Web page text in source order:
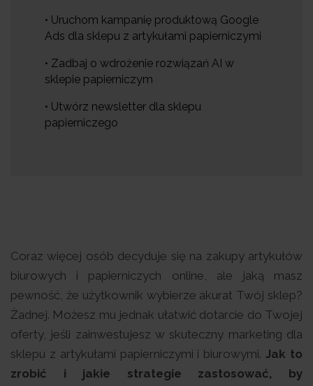
• Uruchom kampanię produktową Google
Ads dla sklepu z artykułami papierniczymi
• Zadbaj o wdrożenie rozwiązań AI w
sklepie papierniczym
• Utwórz newsletter dla sklepu
papierniczego
Coraz więcej osób decyduje się na zakupy artykułów
biurowych i papierniczych online, ale jaką masz
pewność, że użytkownik wybierze akurat Twój sklep?
Żadnej. Możesz mu jednak ułatwić dotarcie do Twojej
oferty, jeśli zainwestujesz w skuteczny marketing dla
sklepu z artykułami papierniczymi i biurowymi. Jak to
zrobić i jakie strategie zastosować, by